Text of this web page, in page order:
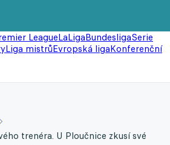
LeagueLaLigaBundesligaSerie
Liga mistrůEvropská ligaKonferenční
trenéra. U Ploučnice zkusí své